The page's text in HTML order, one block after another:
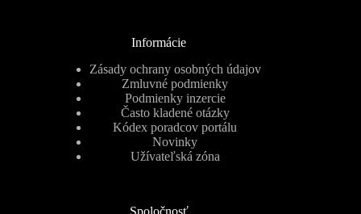
Informácie
Zásady ochrany osobných údajov
Zmluvné podmienky
Podmienky inzercie
Často kladené otázky
Kódex poradcov portálu
Novinky
Užívateľská zóna